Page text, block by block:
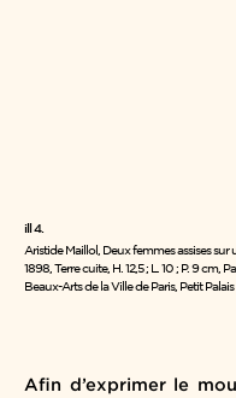
ill 4.
Aristide Maillol, Deux femmes assises
1898, Terre cuite, H. 12,5 ; L. 10 ; P. 9 cm,
Beaux-Arts de la Ville de Paris, Petit Palais
Afin d’exprimer le